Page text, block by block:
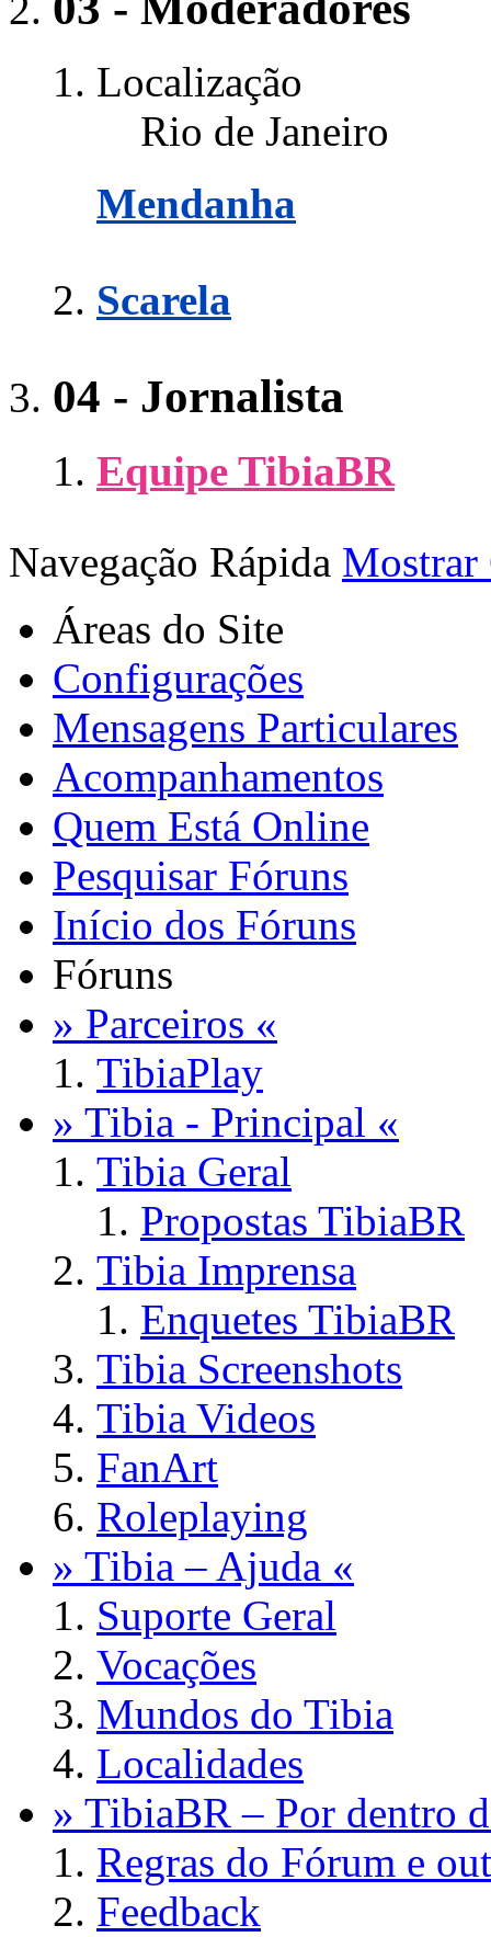
Localização
Rio de Janeiro
Mendanha
Scarela
04 - Jornalista
Equipe TibiaBR
Navegação Rápida Mostrar
Áreas do Site
Configurações
Mensagens Particulares
Acompanhamentos
Quem Está Online
Pesquisar Fóruns
Início dos Fóruns
Fóruns
» Parceiros «
TibiaPlay
» Tibia - Principal «
Tibia Geral
Propostas TibiaBR
Tibia Imprensa
Enquetes TibiaBR
Tibia Screenshots
Tibia Videos
FanArt
Roleplaying
» Tibia – Ajuda «
Suporte Geral
Vocações
Mundos do Tibia
Localidades
» TibiaBR – Por dentro
Regras do Fórum e
Feedback